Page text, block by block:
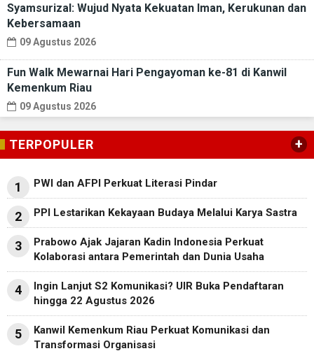
Syamsurizal: Wujud Nyata Kekuatan Iman, Kerukunan dan
Kebersamaan
09 Agustus 2026
Fun Walk Mewarnai Hari Pengayoman ke-81 di Kanwil
Kemenkum Riau
09 Agustus 2026
TERPOPULER +
1 PWI dan AFPI Perkuat Literasi Pindar
2 PPI Lestarikan Kekayaan Budaya Melalui Karya Sastra
3
Prabowo Ajak Jajaran Kadin Indonesia Perkuat
Kolaborasi antara Pemerintah dan Dunia Usaha
4
Ingin Lanjut S2 Komunikasi? UIR Buka Pendaftaran
hingga 22 Agustus 2026
5
Kanwil Kemenkum Riau Perkuat Komunikasi dan
Transformasi Organisasi